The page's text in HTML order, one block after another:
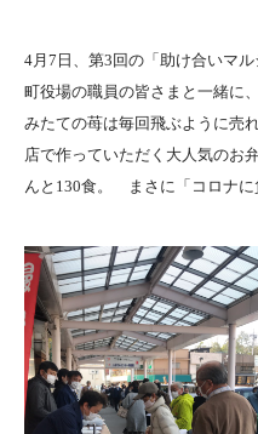
4月7日、第3回の「助け合いマ
町役場の職員の皆さまと一緒に
みたての苺は毎回飛ぶように売
店で作っていただく大人気のお
んと130食。 まさに「コロナに